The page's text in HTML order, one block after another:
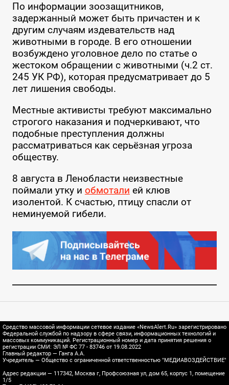
По информации зоозащитников,
задержанный может быть причастен и к
другим случаям издевательств над
животными в городе. В его отношении
возбуждено уголовное дело по статье о
жестоком обращении с животными (ч.2 ст.
245 УК РФ), которая предусматривает до 5
лет лишения свободы.
Местные активисты требуют максимально
строгого наказания и подчеркивают, что
подобные преступления должны
рассматриваться как серьёзная угроза
обществу.
8 августа в Ленобласти неизвестные
поймали утку и обмотали ей клюв
изолентой. К счастью, птицу спасли от
неминуемой гибели.
Средство массовой информации сетевое издание «NewsAlert.Ru» зарегистрировано
Федеральной службой по надзору в сфере связи, информационных технологий и
массовых коммуникаций. Регистрационный номер и дата принятия решения о
регистрации СМИ: ЭЛ № ФС 77 - 83746 от 19.08.2022
Главный редактор — Ганга А.А.
Учредитель — Общество с ограниченной ответственностью "МЕДИАВОЗДЕЙСТВИЕ"
Адрес редакции — 117342, Москва г, Профсоюзная ул, дом 65, корпус 1, помещение
1/5